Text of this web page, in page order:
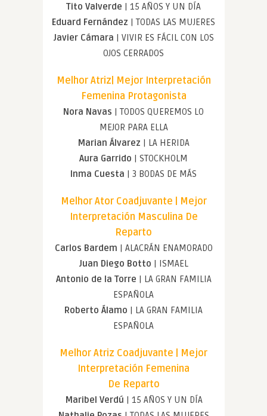
Tito Valverde | 15 AÑOS Y UN DÍA
Eduard Fernández | TODAS LAS MUJERES
Javier Cámara | VIVIR ES FÁCIL CON LOS
OJOS CERRADOS
Melhor Atriz| Mejor Interpretación
Femenina Protagonista
Nora Navas | TODOS QUEREMOS LO
MEJOR PARA ELLA
Marian Álvarez | LA HERIDA
Aura Garrido | STOCKHOLM
Inma Cuesta | 3 BODAS DE MÁS
Melhor Ator Coadjuvante | Mejor
Interpretación Masculina De
Reparto
Carlos Bardem | ALACRÁN ENAMORADO
Juan Diego Botto | ISMAEL
Antonio de la Torre | LA GRAN FAMILIA
ESPAÑOLA
Roberto Álamo | LA GRAN FAMILIA
ESPAÑOLA
Melhor Atriz Coadjuvante | Mejor
Interpretación Femenina
De Reparto
Maribel Verdú | 15 AÑOS Y UN DÍA